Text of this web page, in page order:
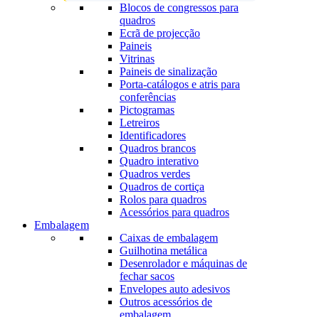
Blocos de congressos para
quadros
Ecrã de projecção
Paineis
Vitrinas
Paineis de sinalização
Porta-catálogos e atris para
conferências
Pictogramas
Letreiros
Identificadores
Quadros brancos
Quadro interativo
Quadros verdes
Quadros de cortiça
Rolos para quadros
Acessórios para quadros
Embalagem
Caixas de embalagem
Guilhotina metálica
Desenrolador e máquinas de
fechar sacos
Envelopes auto adesivos
Outros acessórios de
embalagem